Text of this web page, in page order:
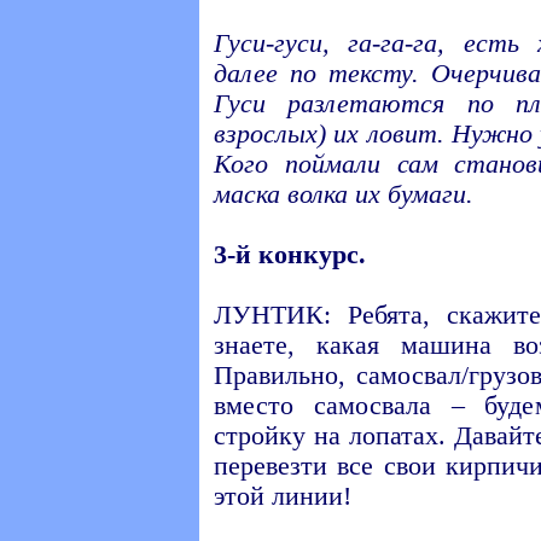
Гуси-гуси, га-га-га,
далее по тексту.
Гуси разлетаются по
взрослых) их ловит. Нужно
Кого поймали сам
маска волка их бумаги.
3-й конкурс.
ЛУНТИК: Ребята,
знаете, какая машина
Правильно, самосвал/
вместо самосвала –
стройку на лопатах.
перевезти все свои
этой линии!